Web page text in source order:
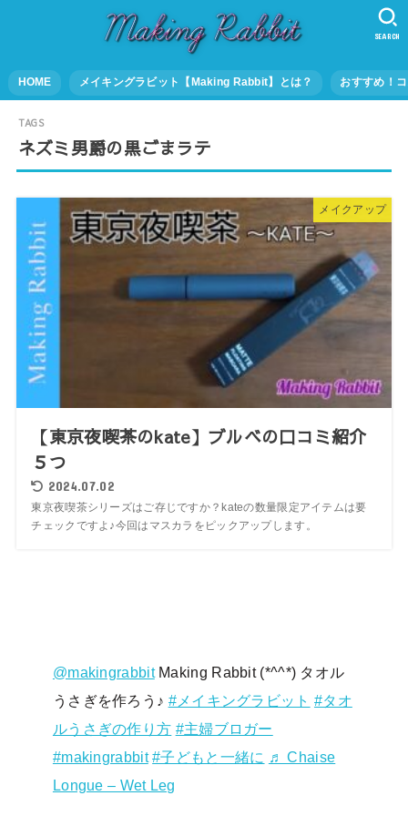
HOME メイキングラビット【Making Rabbit】とは？ おすすめ！
SEARCH
ネズミ男爵の黒ごまラテ
メイクアップ
【東京夜喫茶のkate】ブルベの口コミ紹介
５つ
2024.07.02
東京夜喫茶シリーズはご存じですか？kateの数量限定アイテムは要
チェックですよ♪今回はマスカラをピックアップします。
@makingrabbitMaking Rabbit (*^^*) タオル
うさぎを作ろう♪ #メイキングラビット #タオ
ルうさぎの作り方 #主婦ブロガー
#makingrabbit #子どもと一緒に
♬ Chaise
Longue – Wet Leg